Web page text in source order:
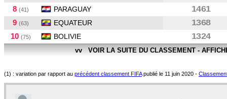
8 (41) PARAGUAY
1461
9 (63) EQUATEUR
1368
10 (75) BOLIVIE 1324
vv VOIR LA SUITE DU CLASSEMENT -
(1) : variation par rapport au précédent classement FIFApublié le 11 juin 2020 -